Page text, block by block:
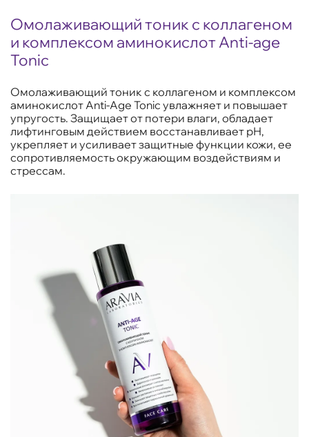
Омолаживающий тоник с коллагеном
и комплексом аминокислот Anti-age
Tonic
Омолаживающий тоник с коллагеном и комплексом
аминокислот Anti-Age Tonic увлажняет и повышает
упругость. Защищает от потери влаги, обладает
лифтинговым действием восстанавливает рН,
укрепляет и усиливает защитные функции кожи, ее
сопротивляемость окружающим воздействиям и
стрессам.